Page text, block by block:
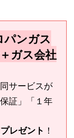
パンガス
ガス会社
サービスが
証」「１年
レゼント ！